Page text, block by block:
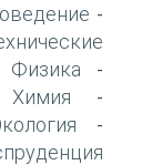
-
Физика -
Химия -
-